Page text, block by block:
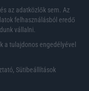
az adatközlők sem. Az
felhasználásból eredő
vállalni.
a tulajdonos engedélyével
, Sütibeállítások